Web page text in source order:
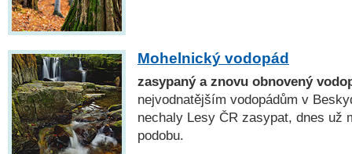
Mohelnický vodopád
zasypaný a znovu obnovený
nejvodnatějším vodopádům v
nechaly Lesy ČR zasypat, dnes už
podobu.